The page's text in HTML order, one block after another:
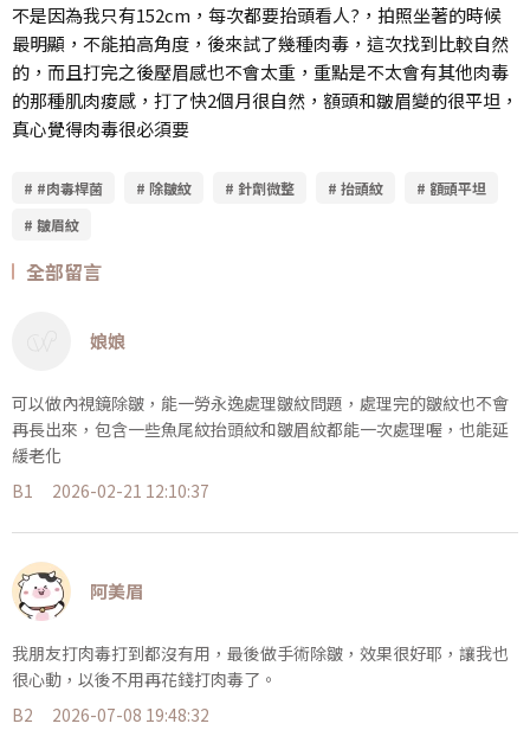
不是因為我只有152cm，每次都要抬頭看人?，拍照坐著的時候
最明顯，不能拍高角度，後來試了幾種肉毒，這次找到比較自然
的，而且打完之後壓眉感也不會太重，重點是不太會有其他肉毒
的那種肌肉痠感，打了快2個月很自然，額頭和皺眉變的很平坦，
真心覺得肉毒很必須要
# #肉毒桿菌 # 除皺紋 # 針劑微整 # 抬頭紋
# 額頭平坦
# 皺眉紋
全部留言
娘娘
可以做內視鏡除皺，能一勞永逸處理皺紋問題，處理完的皺紋也不會
再長出來，包含一些魚尾紋抬頭紋和皺眉紋都能一次處理喔，也能延
緩老化
B1
2026-02-21 12:10:37
阿美眉
我朋友打肉毒打到都沒有用，最後做手術除皺，效果很好耶，讓我也
很心動，以後不用再花錢打肉毒了。
B2
2026-07-08 19:48:32